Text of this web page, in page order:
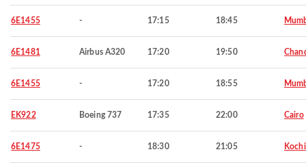
6E1455 - 17:15 18:45
6E1481 Airbus A320 17:20 19:50
6E1455 - 17:20 18:55
EK922 Boeing 737 17:35 22:00 Cairo
6E1475 - 18:30 21:05 Kochi